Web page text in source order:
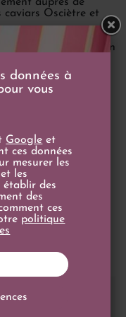
auprès de
caviars Osciètre et
feront d'un
exclusif.
!
CE
données à
vous
Google et
ces données
mesurer les
les
établir des
des
ces
politique